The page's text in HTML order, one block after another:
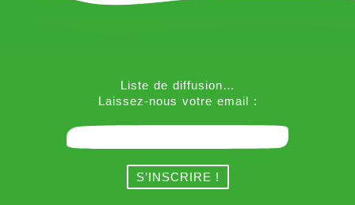
Liste de diffusion…
Laissez-nous votre email :